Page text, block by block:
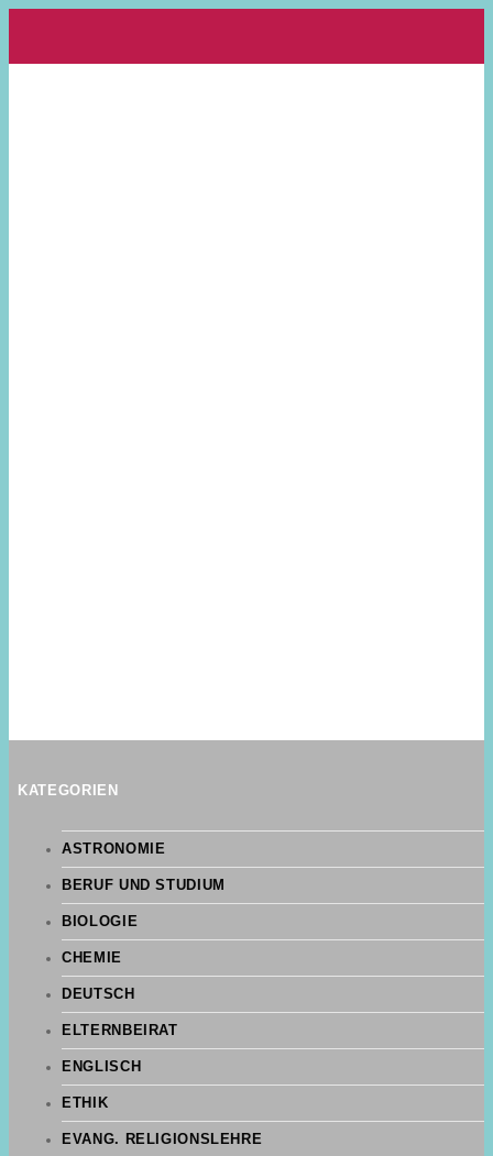
KATEGORIEN
ASTRONOMIE
BERUF UND STUDIUM
BIOLOGIE
CHEMIE
DEUTSCH
ELTERNBEIRAT
ENGLISCH
ETHIK
EVANG. RELIGIONSLEHRE